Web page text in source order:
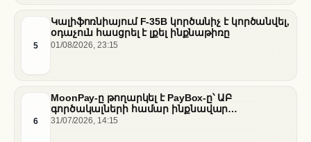
5
Կալիֆոռնիայում F-35B կործանիչ է կործանվել,
օդաչուն հասցրել է լքել ինքնաթիռը
01/08/2026, 23:15
6
MoonPay-ը թողարկել է PayBox-ը՝ ԱԲ
գործակալների համար ինքնավար
ֆինանսական գործարքներ ապահովելու
31/07/2026, 14:15